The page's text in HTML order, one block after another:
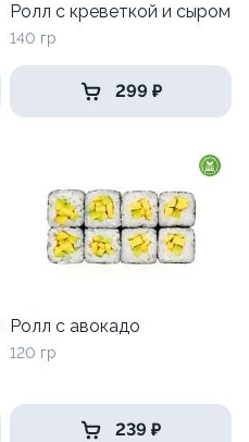
Ролл с креветкой и сыром
140 гр
299 ₽
Ролл с авокадо
120 гр
239 ₽